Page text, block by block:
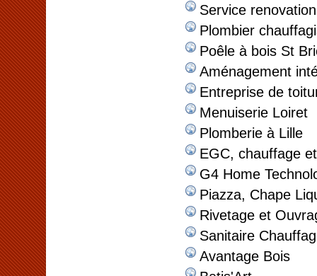
Service
Plombier
Poêle à bois St
Aménagement
Entreprise de
Menuiserie Loiret
Plomberie à Lille
EGC, chauffage
G4 Home
Piazza, Chape
Rivetage et
Sanitaire
Avantage Bois